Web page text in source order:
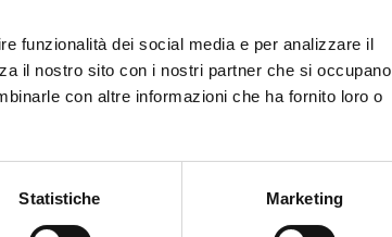
funzionalità dei social media e per analizzare il
il nostro sito con i nostri partner che si occupano
con altre informazioni che ha fornito loro o
Statistiche Marketing
Brianza ha giocato
Simioni ha più o
scalpita Davide
parte elemento
il minutaggio
la partita. 24 anni
pedina di sicuro
giocatore uscito